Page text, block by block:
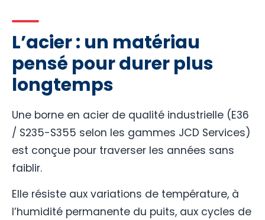
L’acier : un matériau
pensé pour durer plus
longtemps
Une borne en acier de qualité industrielle (E36
/ S235-S355 selon les gammes JCD Services)
est conçue pour traverser les années sans
faiblir.
Elle résiste aux variations de température, à
l’humidité permanente du puits, aux cycles de